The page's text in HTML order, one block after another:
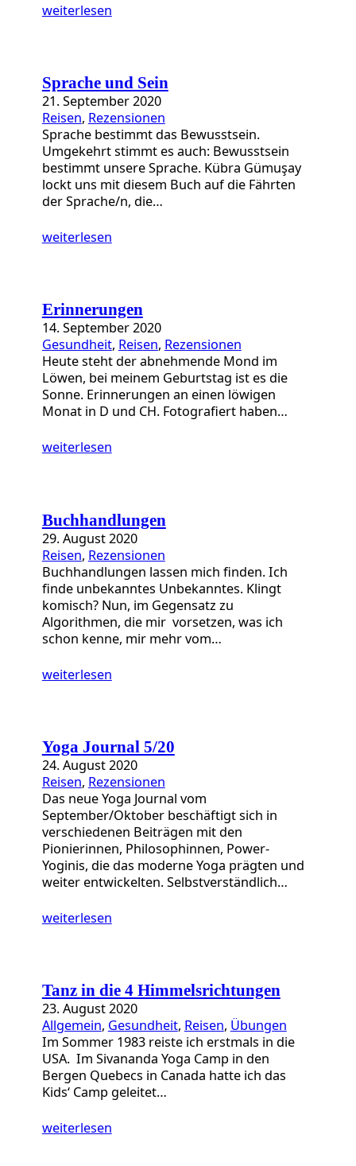
weiterlesen
Sprache und Sein
21. September 2020
Reisen, Rezensionen
Sprache bestimmt das Bewusstsein.
Umgekehrt stimmt es auch: Bewusstsein
bestimmt unsere Sprache. Kübra Gümuşay
lockt uns mit diesem Buch auf die Fährten
der Sprache/n, die…
weiterlesen
Erinnerungen
14. September 2020
Gesundheit, Reisen, Rezensionen
Heute steht der abnehmende Mond im
Löwen, bei meinem Geburtstag ist es die
Sonne. Erinnerungen an einen löwigen
Monat in D und CH. Fotografiert haben…
weiterlesen
Buchhandlungen
29. August 2020
Reisen, Rezensionen
Buchhandlungen lassen mich finden. Ich
finde unbekanntes Unbekanntes. Klingt
komisch? Nun, im Gegensatz zu
Algorithmen, die mir vorsetzen, was ich
schon kenne, mir mehr vom…
weiterlesen
Yoga Journal 5/20
24. August 2020
Reisen, Rezensionen
Das neue Yoga Journal vom
September/Oktober beschäftigt sich in
verschiedenen Beiträgen mit den
Pionierinnen, Philosophinnen, Power-
Yoginis, die das moderne Yoga prägten und
weiter entwickelten. Selbstverständlich…
weiterlesen
Tanz in die 4 Himmelsrichtungen
23. August 2020
Allgemein, Gesundheit, Reisen, Übungen
Im Sommer 1983 reiste ich erstmals in die
USA. Im Sivananda Yoga Camp in den
Bergen Quebecs in Canada hatte ich das
Kids‘ Camp geleitet…
weiterlesen